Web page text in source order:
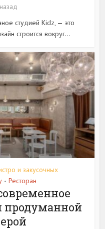
студией Kidz, — это
строится вокруг...
и закусочных
• Ресторан
продуманной